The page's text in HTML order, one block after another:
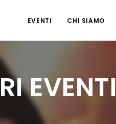
EVENTI CHI SIAMO
EVENTI